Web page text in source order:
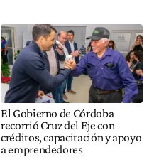
El Gobierno de Córdoba
recorrió Cruz del Eje con
créditos, capacitación y apoyo
a emprendedores